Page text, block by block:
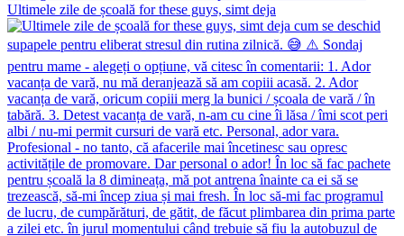
Ultimele zile de școală for these guys, simt deja